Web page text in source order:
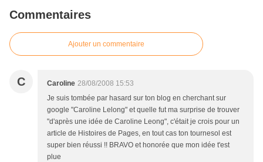
Commentaires
Ajouter un commentaire
C Caroline 28/08/2008 15:53
Je suis tombée par hasard sur ton blog en cherchant sur
google "Caroline Lelong" et quelle fut ma surprise de trouver
"d'après une idée de Caroline Leong", c'était je crois pour un
article de Histoires de Pages, en tout cas ton tournesol est
super bien réussi !! BRAVO et honorée que mon idée t'est
plue